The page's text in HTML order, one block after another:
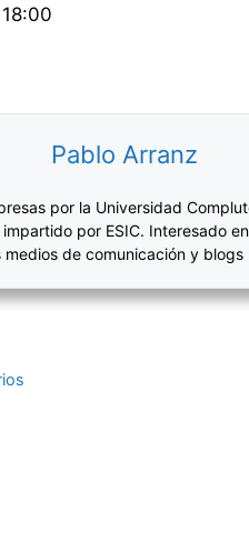
Pablo Arranz
por la Universidad
por ESIC. Interesado
de comunicación y blogs